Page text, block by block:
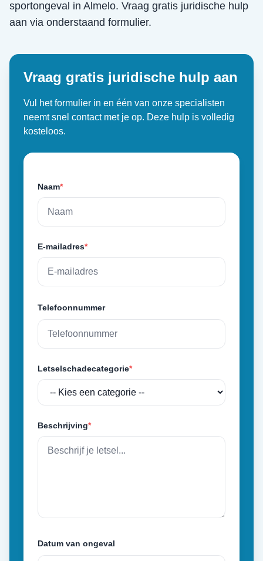
sportongeval in Almelo. Vraag gratis juridische hulp
aan via onderstaand formulier.
Vraag gratis juridische hulp aan
Vul het formulier in en één van onze specialisten
neemt snel contact met je op. Deze hulp is volledig
kosteloos.
Naam*
E-mailadres*
Telefoonnummer
Letselschadecategorie*
Beschrijving*
Datum van ongeval